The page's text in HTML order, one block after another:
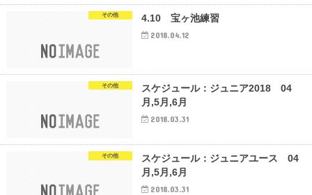
その他 4.10 宝ヶ池練習
2018.04.12
その他
スケジュール：ジュニア2018 04
月,5月,6月
2018.03.31
その他
スケジュール：ジュニアユース 04
月,5月,6月
2018.03.31